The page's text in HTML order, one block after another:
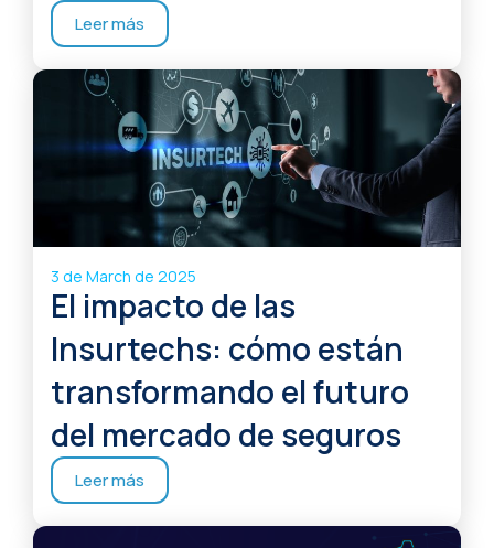
Leer más
3 de March de 2025
El impacto de las
Insurtechs: cómo están
transformando el futuro
del mercado de seguros
Leer más